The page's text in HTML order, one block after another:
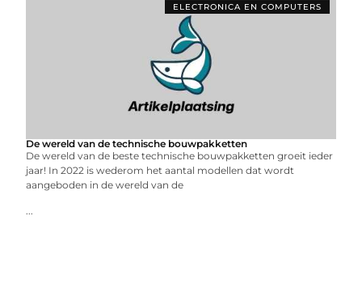
ELECTRONICA EN COMPUTERS
De wereld van de technische bouwpakketten
De wereld van de beste technische bouwpakketten groeit ieder
jaar! In 2022 is wederom het aantal modellen dat wordt
aangeboden in de wereld van de
...